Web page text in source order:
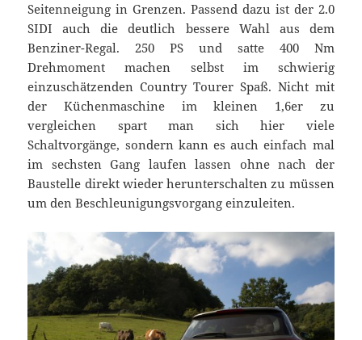
Seitenneigung in Grenzen. Passend dazu ist der 2.0
SIDI auch die deutlich bessere Wahl aus dem
Benziner-Regal. 250 PS und satte 400 Nm
Drehmoment machen selbst im schwierig
einzuschätzenden Country Tourer Spaß. Nicht mit
der Küchenmaschine im kleinen 1,6er zu
vergleichen spart man sich hier viele
Schaltvorgänge, sondern kann es auch einfach mal
im sechsten Gang laufen lassen ohne nach der
Baustelle direkt wieder herunterschalten zu müssen
um den Beschleunigungsvorgang einzuleiten.